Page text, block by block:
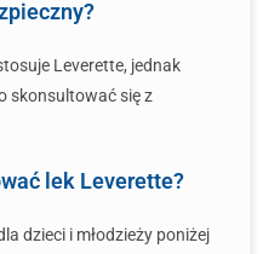
Leverette, jednak
skonsultować się z
lek Leverette?
dzieci i młodzieży poniżej